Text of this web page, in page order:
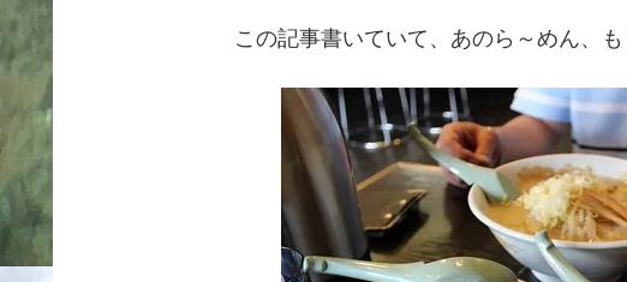
この記事書いていて、あのら～めん、